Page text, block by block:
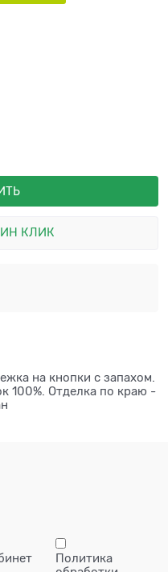
КЛИК
на кнопки с запахом.
100%. Отделка по краю -
Политика